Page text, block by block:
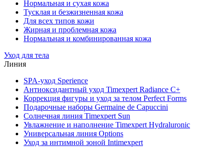
Нормальная и сухая кожа
Тусклая и безжизненная кожа
Для всех типов кожи
Жирная и проблемная кожа
Нормальная и комбинированная кожа
Уход для тела
Линия
SPA-уход Sperience
Антиоксидантный уход Timexpert Radiance C+
Коррекция фигуры и уход за телом Perfect Forms
Подарочные наборы Germaine de Capuccini
Солнечная линия Timexpert Sun
Увлажнение и наполнение Timexpert Hydraluronic
Универсальная линия Options
Уход за интимной зоной Intimexpert